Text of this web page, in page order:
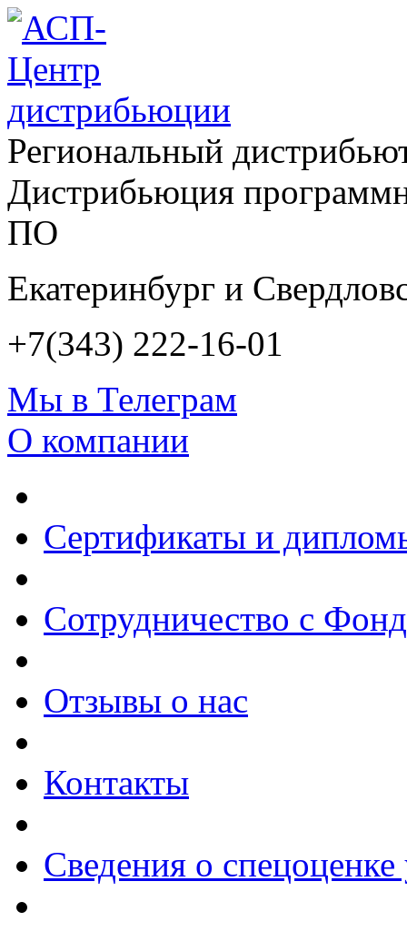
Региональный
Дистрибьюция
ПО
Екатеринбург и
+7(343) 222-16-01
Мы в Телеграм
О компании
Сертификаты и
Сотрудничество с
Отзывы о нас
Контакты
Сведения о